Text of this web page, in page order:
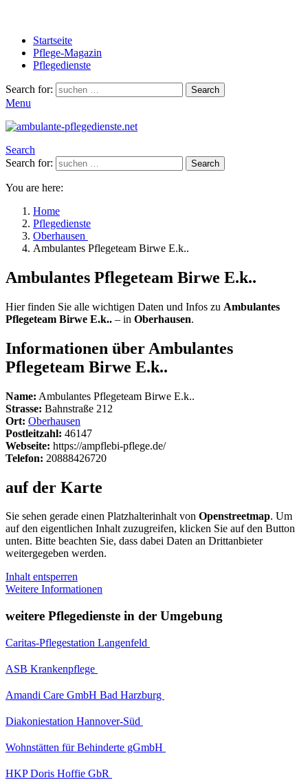
Startseite
Pflege-Magazin
Pflegedienste
Search for: Search
Menu
Search
Search for:
Search
You are here:
Home
Pflegedienste
Oberhausen
Ambulantes Pflegeteam Birwe E.k..
Ambulantes Pflegeteam Birwe E.k..
Hier finden Sie alle wichtigen Daten und Infos zu Ambulantes
Pflegeteam Birwe E.k.. – in Oberhausen.
Informationen über Ambulantes
Pflegeteam Birwe E.k..
Name: Ambulantes Pflegeteam Birwe E.k..
Strasse: Bahnstraße 212
Ort: Oberhausen
Postleitzahl: 46147
Webseite: https://ampflebi-pflege.de/
Telefon: 20888426720
auf der Karte
Sie sehen gerade einen Platzhalterinhalt von Openstreetmap. Um
auf den eigentlichen Inhalt zuzugreifen, klicken Sie auf den Button
unten. Bitte beachten Sie, dass dabei Daten an Drittanbieter
weitergegeben werden.
Inhalt entsperren
Weitere Informationen
weitere Pflegedienste in der Umgebung
Caritas-Pflegestation Langenfeld
ASB Krankenpflege
Amandi Care GmbH Bad Harzburg
Diakoniestation Hannover-Süd
Wohnstätten für Behinderte gGmbH
HKP Doris Hoffie GbR